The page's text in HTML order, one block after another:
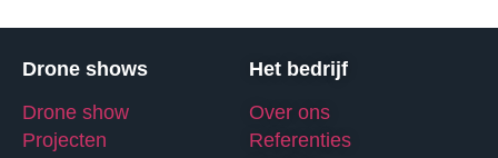
Drone shows
Drone show
Projecten
Het bedrijf
Over ons
Referenties